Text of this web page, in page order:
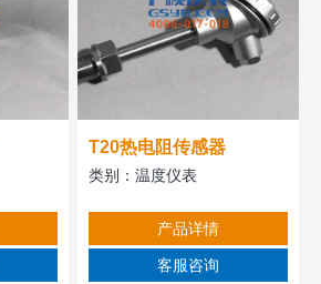
T20热电阻传感器
类别：温度仪表
产品详情
客服咨询